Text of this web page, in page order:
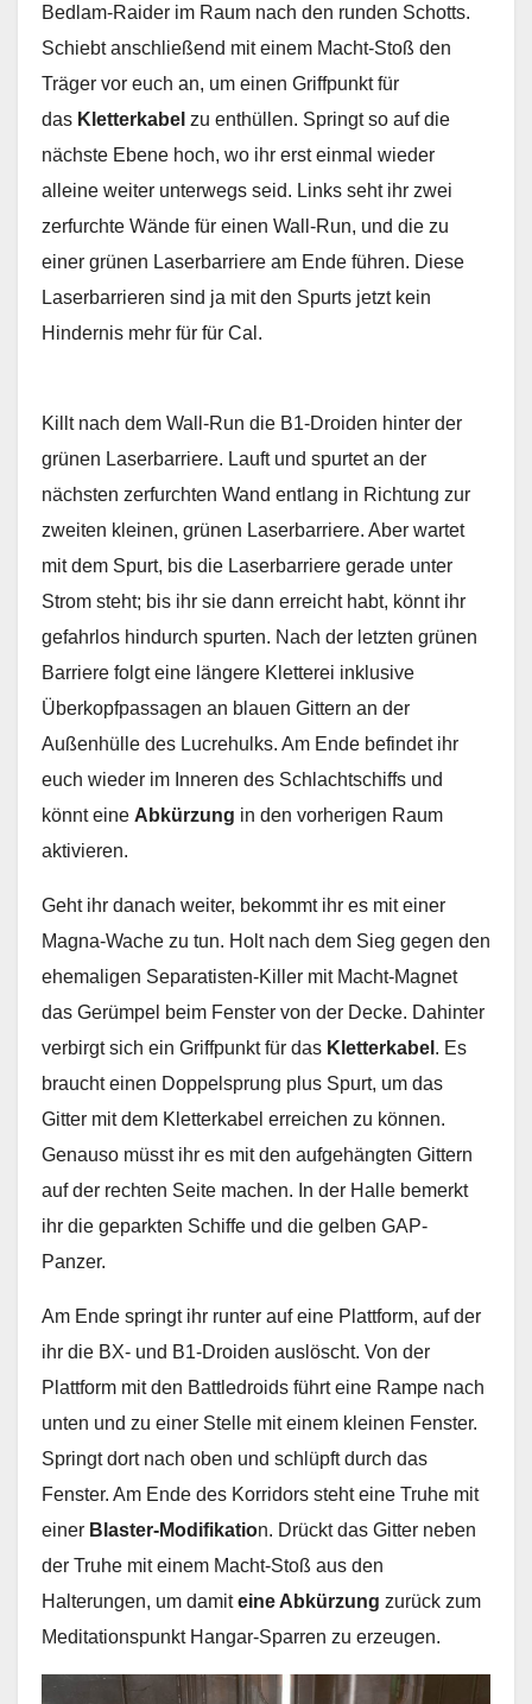
Bedlam-Raider im Raum nach den runden Schotts.
Schiebt anschließend mit einem Macht-Stoß den
Träger vor euch an, um einen Griffpunkt für
das Kletterkabel zu enthüllen. Springt so auf die
nächste Ebene hoch, wo ihr erst einmal wieder
alleine weiter unterwegs seid. Links seht ihr zwei
zerfurchte Wände für einen Wall-Run, und die zu
einer grünen Laserbarriere am Ende führen. Diese
Laserbarrieren sind ja mit den Spurts jetzt kein
Hindernis mehr für für Cal.
Killt nach dem Wall-Run die B1-Droiden hinter der
grünen Laserbarriere. Lauft und spurtet an der
nächsten zerfurchten Wand entlang in Richtung zur
zweiten kleinen, grünen Laserbarriere. Aber wartet
mit dem Spurt, bis die Laserbarriere gerade unter
Strom steht; bis ihr sie dann erreicht habt, könnt ihr
gefahrlos hindurch spurten. Nach der letzten grünen
Barriere folgt eine längere Kletterei inklusive
Überkopfpassagen an blauen Gittern an der
Außenhülle des Lucrehulks. Am Ende befindet ihr
euch wieder im Inneren des Schlachtschiffs und
könnt eine Abkürzung in den vorherigen Raum
aktivieren.
Geht ihr danach weiter, bekommt ihr es mit einer
Magna-Wache zu tun. Holt nach dem Sieg gegen den
ehemaligen Separatisten-Killer mit Macht-Magnet
das Gerümpel beim Fenster von der Decke. Dahinter
verbirgt sich ein Griffpunkt für das Kletterkabel . Es
braucht einen Doppelsprung plus Spurt, um das
Gitter mit dem Kletterkabel erreichen zu können.
Genauso müsst ihr es mit den aufgehängten Gittern
auf der rechten Seite machen. In der Halle bemerkt
ihr die geparkten Schiffe und die gelben GAP-
Panzer.
Am Ende springt ihr runter auf eine Plattform, auf der
ihr die BX- und B1-Droiden auslöscht. Von der
Plattform mit den Battledroids führt eine Rampe nach
unten und zu einer Stelle mit einem kleinen Fenster.
Springt dort nach oben und schlüpft durch das
Fenster. Am Ende des Korridors steht eine Truhe mit
einer Blaster-Modifikation. Drückt das Gitter neben
der Truhe mit einem Macht-Stoß aus den
Halterungen, um damiteine Abkürzung zurück zum
Meditationspunkt Hangar-Sparren zu erzeugen.